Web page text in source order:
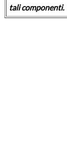
tali componenti.